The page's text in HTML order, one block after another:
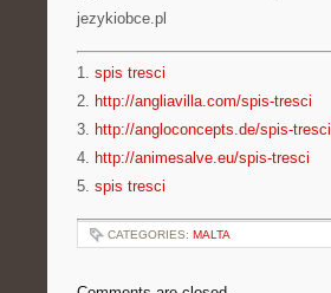
jezykiobce.pl
1. spis tresci
2. http://angliavilla.com/spis-tresci
3. http://angloconcepts.de/spis-tresci
4. http://animesalve.eu/spis-tresci
5. spis tresci
CATEGORIES: MALTA